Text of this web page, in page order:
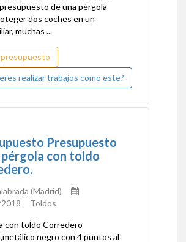
de una pérgola
dos coches en un
muchas ...
presupuesto
realizar trabajos como este?
Presupuesto
con toldo
(Madrid)
2018 Toldos
con toldo Corredero
negro con 4 puntos al